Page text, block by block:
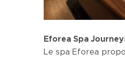
Eforea Spa
Le spa Eforea